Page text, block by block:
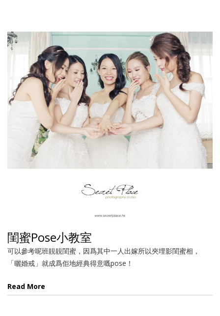
閨蜜Pose小教室
可以參考呢班靚靚閨蜜，因爲其中一人出嫁所以夾埋影閨蜜相，
「曬婚戒」就成爲佢地經典得意嘅pose！
Read More